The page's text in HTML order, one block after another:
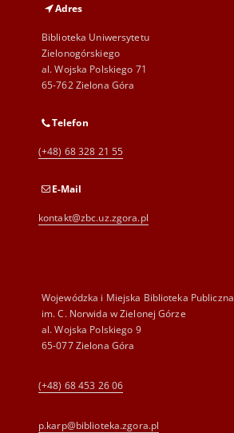
Adres
Biblioteka Uniwersytetu
Zielonogórskiego
al. Wojska Polskiego 71
65-762 Zielona Góra
Telefon
(+48) 68 328 21 55
E-Mail
kontakt@zbc.uz.zgora.pl
Wojewódzka i Miejska Biblioteka Publiczna
im. C. Norwida w Zielonej Górze
al. Wojska Polskiego 9
65-077 Zielona Góra
(+48) 68 453 26 06
p.karp@biblioteka.zgora.pl